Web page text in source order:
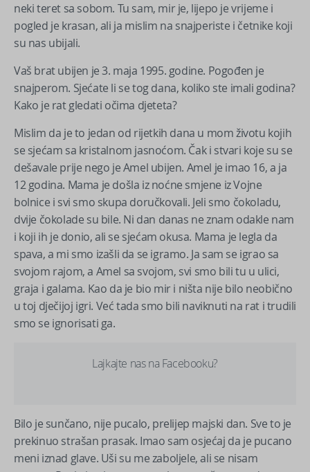
neki teret sa sobom. Tu sam, mir je, lijepo je vrijeme i
pogled je krasan, ali ja mislim na snajperiste i četnike koji
su nas ubijali.
Vaš brat ubijen je 3. maja 1995. godine. Pogođen je
snajperom. Sjećate li se tog dana, koliko ste imali godina?
Kako je rat gledati očima djeteta?
Mislim da je to jedan od rijetkih dana u mom životu kojih
se sjećam sa kristalnom jasnoćom. Čak i stvari koje su se
dešavale prije nego je Amel ubijen. Amel je imao 16, a ja
12 godina. Mama je došla iz noćne smjene iz Vojne
bolnice i svi smo skupa doručkovali. Jeli smo čokoladu,
dvije čokolade su bile. Ni dan danas ne znam odakle nam
i koji ih je donio, ali se sjećam okusa. Mama je legla da
spava, a mi smo izašli da se igramo. Ja sam se igrao sa
svojom rajom, a Amel sa svojom, svi smo bili tu u ulici,
graja i galama. Kao da je bio mir i ništa nije bilo neobično
u toj dječijoj igri. Već tada smo bili naviknuti na rat i trudili
smo se ignorisati ga.
Lajkajte nas na Facebooku?
Bilo je sunčano, nije pucalo, prelijep majski dan. Sve to je
prekinuo strašan prasak. Imao sam osjećaj da je pucano
meni iznad glave. Uši su me zaboljele, ali se nisam